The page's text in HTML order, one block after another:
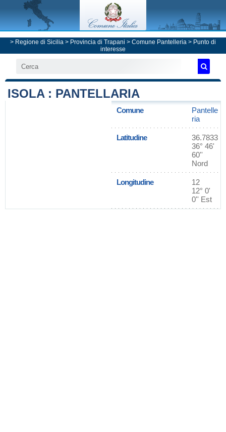
> Regione di Sicilia > Provincia di Trapani > Comune Pantelleria > Punto di
interesse
ISOLA : PANTELLARIA
Comune
Pantelle
ria
Latitudine
36.7833
36° 46'
60''
Nord
Longitudine
12
12° 0'
0'' Est